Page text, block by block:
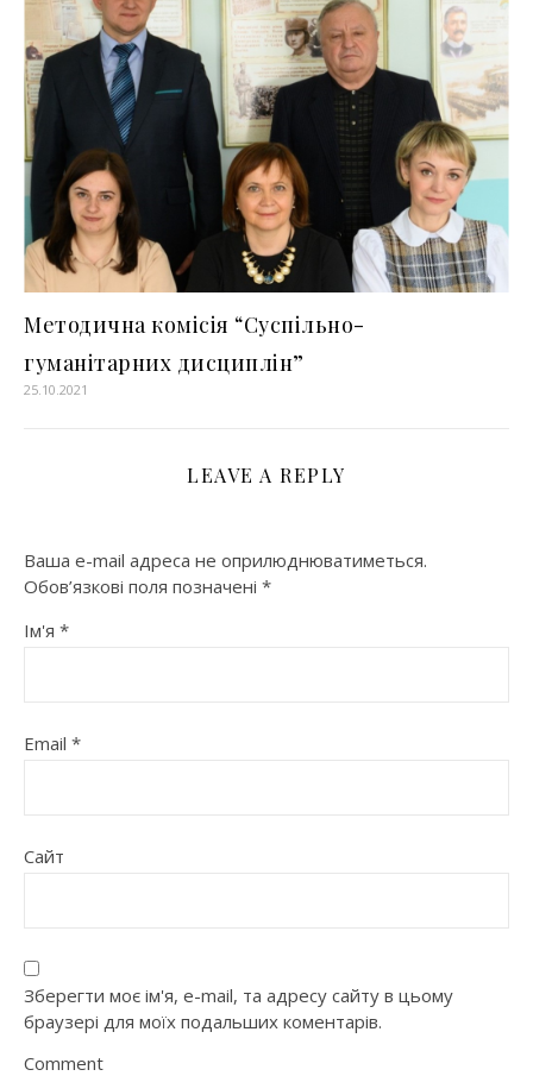
Методична комісія “Суспільно-
гуманітарних дисциплін”
25.10.2021
LEAVE A REPLY
Ваша e-mail адреса не оприлюднюватиметься.
Обов’язкові поля позначені *
Ім'я *
Email *
Сайт
Зберегти моє ім'я, e-mail, та адресу сайту в цьому
браузері для моїх подальших коментарів.
Comment